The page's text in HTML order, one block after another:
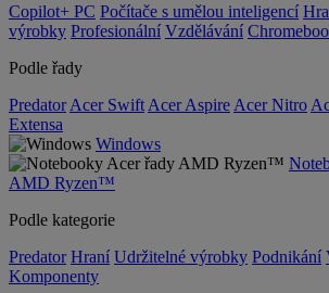
Copilot+ PC Počítače s umělou inteligencí
výrobky Profesionální Vzdělávání
Podle řady
Predator Acer Swift Acer Aspire Acer Nitro
Extensa
Windows
AMD Ryzen™
Podle kategorie
Predator Hraní Udržitelné výrobky Podnikání
Komponenty